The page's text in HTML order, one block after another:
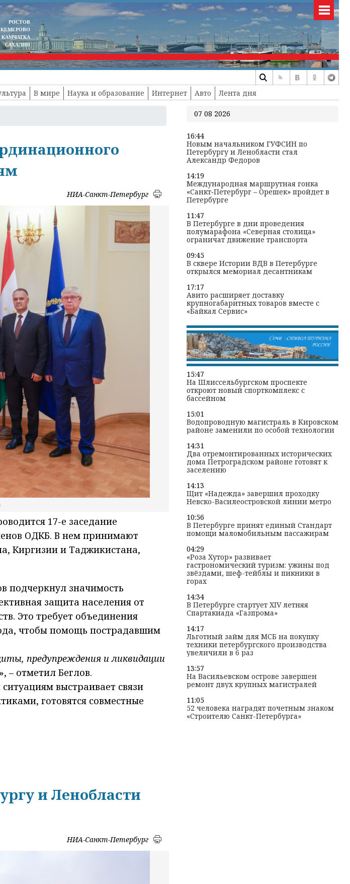
РОСТОВ
КЕМЕРОВО
КАМЧАТКА
САХАЛИН
В мире Наука и образование Интернет Авто Лента дня
НИА-Санкт-Петербург
17-е заседание
ОДКБ. В нем принимают
Киргизии и Таджикистана,
подчеркнул значимость
защита населения от
Это требует объединения
чтобы помощь пострадавшим
предупреждения и ликвидации
», – отметил Беглов.
выстраивает связи
готовятся совместные
и Ленобласти
НИА-Санкт-Петербург
07 08 2026
16:44
Новым начальником ГУФСИН по
Петербургу и Ленобласти стал
Александр Федоров
14:19
Международная маршрутная гонка
«Санкт‑Петербург – Орешек» пройдет в
Петербурге
11:47
В Петербурге в дни проведения
полумарафона «Северная столица»
ограничат движение транспорта
09:45
В сквере Истории ВДВ в Петербурге
открылся мемориал десантникам
17:17
Авито расширяет доставку
крупногабаритных товаров вместе с
«Байкал Сервис»
15:47
На Шлиссельбургском проспекте
откроют новый спорткомплекс с
бассейном
15:01
Водопроводную магистраль в Кировском
районе заменили по особой технологии
14:31
Два отремонтированных исторических
дома Петроградском районе готовят к
заселению
14:13
Щит «Надежда» завершил проходку
Невско-Василеостровской линии метро
10:56
В Петербурге принят единый Стандарт
помощи маломобильным пассажирам
04:29
«Роза Хутор» развивает
гастрономический туризм: ужины под
звёздами, шеф-тейблы и пикники в
горах
14:34
В Петербурге стартует XIV летняя
Спартакиада «Газпрома»
14:17
Льготный займ для МСБ на покупку
техники петербургского производства
увеличили в 6 раз
13:57
На Васильевском острове завершен
ремонт двух крупных магистралей
11:05
52 человека наградят почетным знаком
«Строителю Санкт-Петербурга»